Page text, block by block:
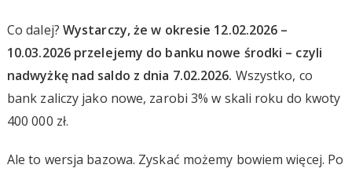
Co dalej? Wystarczy, że w okresie 12.02.2026 –
10.03.2026 przelejemy do banku nowe środki – czyli
nadwyżkę nad saldo z dnia 7.02.2026. Wszystko, co
bank zaliczy jako nowe, zarobi 3% w skali roku do kwoty
400 000 zł.
Ale to wersja bazowa. Zyskać możemy bowiem więcej. Po